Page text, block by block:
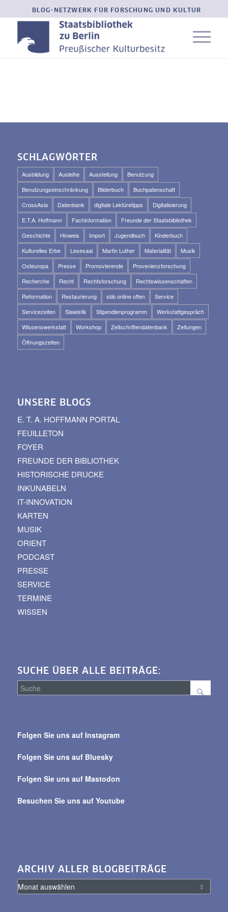
BLOG-NETZWERK FÜR FORSCHUNG UND KULTUR
SCHLAGWÖRTER
Ausbildung Ausleihe Ausstellung
Benutzung
Benutzungseinschränkung
Bilderbuch
Buchpatenschaft
CrossAsia
Datenbank digitale Lektüretipps
Digitalisierung
E.T.A. Hoffmann
Fachinformation
Freunde der Staatsbibliothek
Geschichte
Hinweis Import Jugendbuch
Kinderbuch
Kulturelles Erbe
Lesesaal Martin Luther Materialität
Musik
Osteuropa
Presse Promovierende
Provenienzforschung
Recherche
Recht Rechtsforschung
Rechtswissenschaften
Reformation
Restaurierung sbb online offen
Service
Servicezeiten
Slawistik Stipendienprogramm
Werkstattgespräch
Wissenswerkstatt
Workshop Zeitschriftendatenbank
Zeitungen
Öffnungszeiten
UNSERE BLOGS
E. T. A. HOFFMANN PORTAL
FEUILLETON
FOYER
FREUNDE DER BIBLIOTHEK
HISTORISCHE DRUCKE
INKUNABELN
IT-INNOVATION
KARTEN
MUSIK
ORIENT
PODCAST
PRESSE
SERVICE
TERMINE
WISSEN
SUCHE ÜBER ALLE BEITRÄGE:
alle
Folgen Sie uns auf Instagram
Folgen Sie uns auf Bluesky
Folgen Sie uns auf Mastodon
Besuchen Sie uns auf Youtube
ARCHIV ALLER BLOGBEITRÄGE